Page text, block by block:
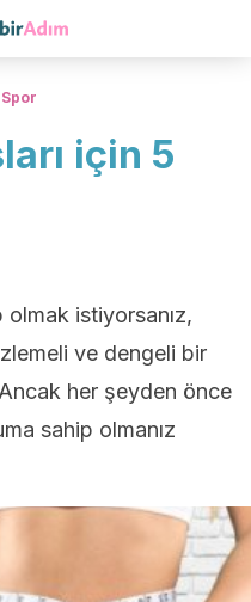
için 5
olmak istiyorsanız,
ve dengeli bir
Ancak her şeyden önce
sahip olmanız